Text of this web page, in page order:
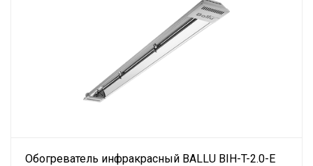
Обогреватель инфракрасный BALLU BIH-T-2.0-E